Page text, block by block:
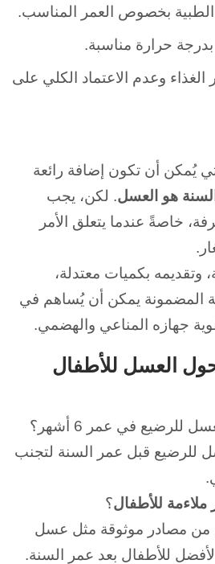
الطبية بخصوص العمر المناسب.
حرارة مناسبة.
الغذاء وعدم الاعتماد الكلي على
يُمكن أن تكون إضافة رائعة
هو العسل. لكن، يجب
خاصةً عندما يتعلق الأمر
وتقديمه بكميات معتدلة،
المضمونة يمكن أن يُساهم في
جهازه المناعي والهضمي.
حول العسل للأطفال
في عمر 6 أشهر؟
للرضيع قبل عمر السنة لتجنب
ملاءمة للأطفال؟
من مصادر موثوقة مثل عسل
للأطفال بعد عمر السنة.